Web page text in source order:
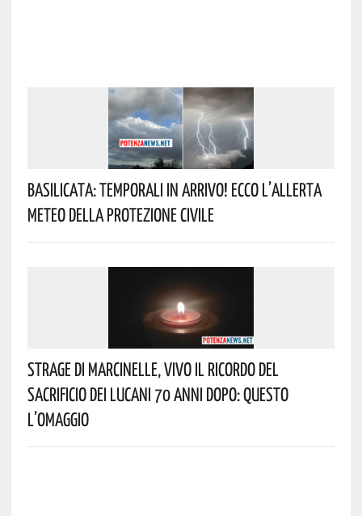
Basilicata: Temporali In Arrivo! Ecco L’allerta
Meteo Della Protezione Civile
Strage Di Marcinelle, Vivo Il Ricordo Del
Sacrificio Dei Lucani 70 Anni Dopo: Questo
L’omaggio